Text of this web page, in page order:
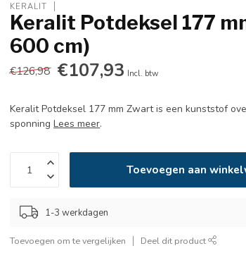
KERALIT
Keralit Potdeksel 177
600 cm)
€126,98 €107,93 Incl. btw
Keralit Potdeksel 177 mm Zwart is een kunststof
sponningLees meer.
Toevoegen aan
1-3 werkdagen
Toevoegen om te vergelijken Deel dit product